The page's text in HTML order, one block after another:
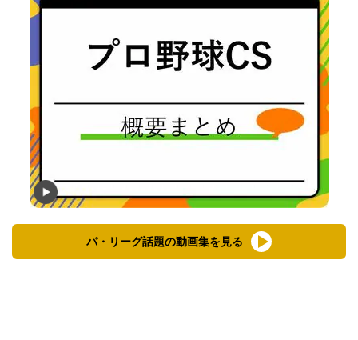
パ・リーグ話題の動画集を見る